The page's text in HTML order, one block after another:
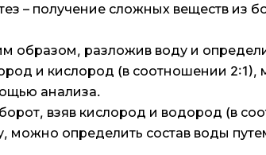
– получение сложных веществ из
образом, разложив воду и
и кислород (в соотношении 2:1),
анализа.
взяв кислород и водород (в
можно определить состав воды